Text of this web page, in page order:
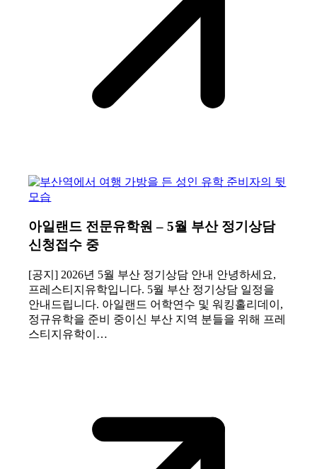
아일랜드 전문유학원 – 5월 부산 정기상담
신청접수 중
[공지] 2026년 5월 부산 정기상담 안내 안녕하세요,
프레스티지유학입니다. 5월 부산 정기상담 일정을
안내드립니다. 아일랜드 어학연수 및 워킹홀리데이,
정규유학을 준비 중이신 부산 지역 분들을 위해 프레
스티지유학이…